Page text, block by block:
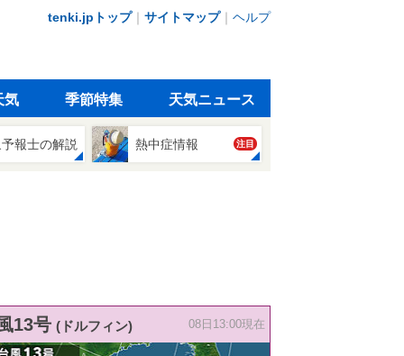
tenki.jpトップ｜ サイトマップ｜ ヘルプ
気 季節特集 天気ニュース
報士の解説 熱中症情報 注目
13号 (ドルフィン) 08日13:00現在